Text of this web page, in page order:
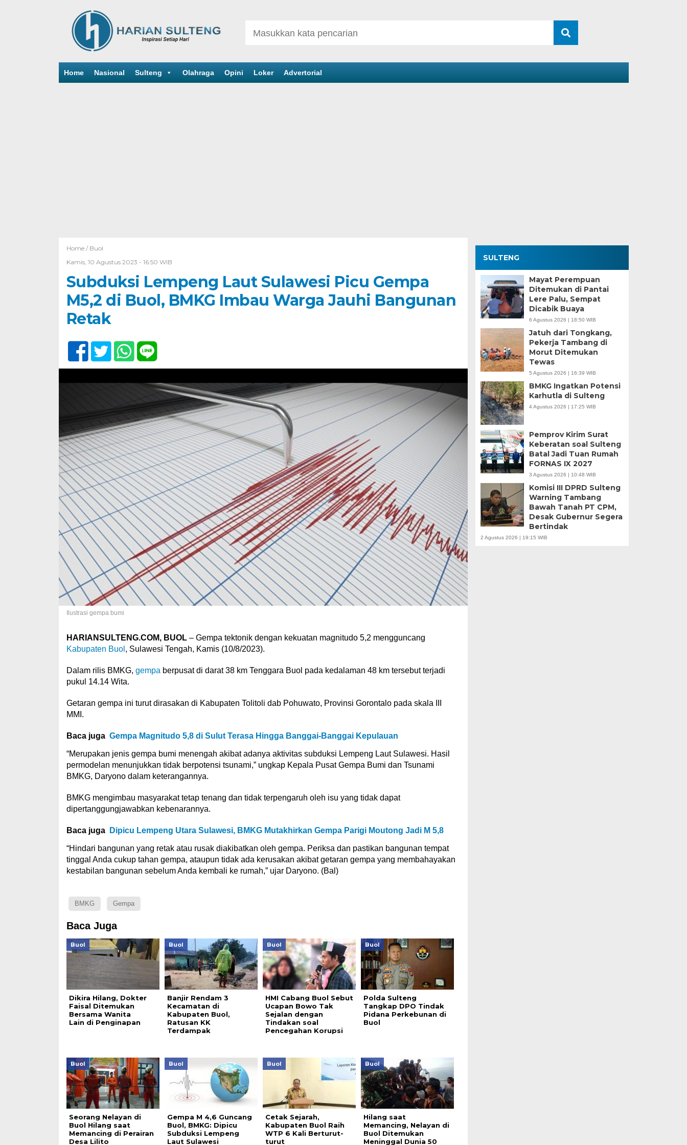
Home Nasional Sulteng Olahraga Opini Loker Advertorial
Home / Buol
Kamis, 10 Agustus 2023 - 16:50 WIB
Subduksi Lempeng Laut Sulawesi Picu Gempa
M5,2 di Buol, BMKG Imbau Warga Jauhi Bangunan
Retak
Ilustrasi gempa bumi
HARIANSULTENG.COM, BUOL– Gempa tektonik dengan kekuatan magnitudo 5,2 mengguncang
Kabupaten Buol , Sulawesi Tengah, Kamis (10/8/2023).
Dalam rilis BMKG, gempa berpusat di darat 38 km Tenggara Buol pada kedalaman 48 km tersebut terjadi
pukul 14.14 Wita.
Getaran gempa ini turut dirasakan di Kabupaten Tolitoli dab Pohuwato, Provinsi Gorontalo pada skala III
MMI.
Baca juga Gempa Magnitudo 5,8 di Sulut Terasa Hingga Banggai-Banggai Kepulauan
“Merupakan jenis gempa bumi menengah akibat adanya aktivitas subduksi Lempeng Laut Sulawesi. Hasil
permodelan menunjukkan tidak berpotensi tsunami,” ungkap Kepala Pusat Gempa Bumi dan Tsunami
BMKG, Daryono dalam keterangannya.
BMKG mengimbau masyarakat tetap tenang dan tidak terpengaruh oleh isu yang tidak dapat
dipertanggungjawabkan kebenarannya.
Baca juga Dipicu Lempeng Utara Sulawesi, BMKG Mutakhirkan Gempa Parigi Moutong Jadi M 5,8
“Hindari bangunan yang retak atau rusak diakibatkan oleh gempa. Periksa dan pastikan bangunan tempat
tinggal Anda cukup tahan gempa, ataupun tidak ada kerusakan akibat getaran gempa yang membahayakan
kestabilan bangunan sebelum Anda kembali ke rumah,” ujar Daryono. (Bal)
BMKG Gempa
Baca Juga
Buol
Dikira Hilang, Dokter
Faisal Ditemukan
Bersama Wanita
Lain di Penginapan
Buol
Banjir Rendam 3
Kecamatan di
Kabupaten Buol,
Ratusan KK
Terdampak
Buol
HMI Cabang Buol Sebut
Ucapan Bowo Tak
Sejalan dengan
Tindakan soal
Pencegahan Korupsi
Buol
Polda Sulteng
Tangkap DPO Tindak
Pidana Perkebunan di
Buol
Buol
Seorang Nelayan di
Buol Hilang saat
Memancing di Perairan
Desa Lilito
Buol
Gempa M 4,6 Guncang
Buol, BMKG: Dipicu
Subduksi Lempeng
Laut Sulawesi
Buol
Cetak Sejarah,
Kabupaten Buol Raih
WTP 6 Kali Berturut-
turut
Buol
Hilang saat
Memancing, Nelayan di
Buol Ditemukan
Meninggal Dunia 50
SULTENG
Mayat Perempuan
Ditemukan di Pantai
Lere Palu, Sempat
Dicabik Buaya
6 Agustus 2026 | 18:50 WIB
Jatuh dari Tongkang,
Pekerja Tambang di
Morut Ditemukan
Tewas
5 Agustus 2026 | 16:39 WIB
BMKG Ingatkan Potensi
Karhutla di Sulteng
4 Agustus 2026 | 17:25 WIB
Pemprov Kirim Surat
Keberatan soal Sulteng
Batal Jadi Tuan Rumah
FORNAS IX 2027
3 Agustus 2026 | 10:48 WIB
Komisi III DPRD Sulteng
Warning Tambang
Bawah Tanah PT CPM,
Desak Gubernur Segera
Bertindak
2 Agustus 2026 | 19:15 WIB